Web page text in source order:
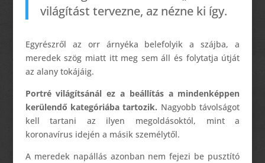
világítást tervezne, az nézne ki így.
Egyrészről az orr árnyéka belefolyik a szájba, a
meredek szög miatt itt meg sem áll és folytatja útját
az alany tokájáig.
Portré világítsánál ez a beállítás a mindenképpen
kerülendő kategóriába tartozik. Nagyobb távolságot
kell tartani az ilyen megoldásoktól, mint a
koronavírus idején a másik személytől.
A meredek napállás azonban nem fejezi be pusztító